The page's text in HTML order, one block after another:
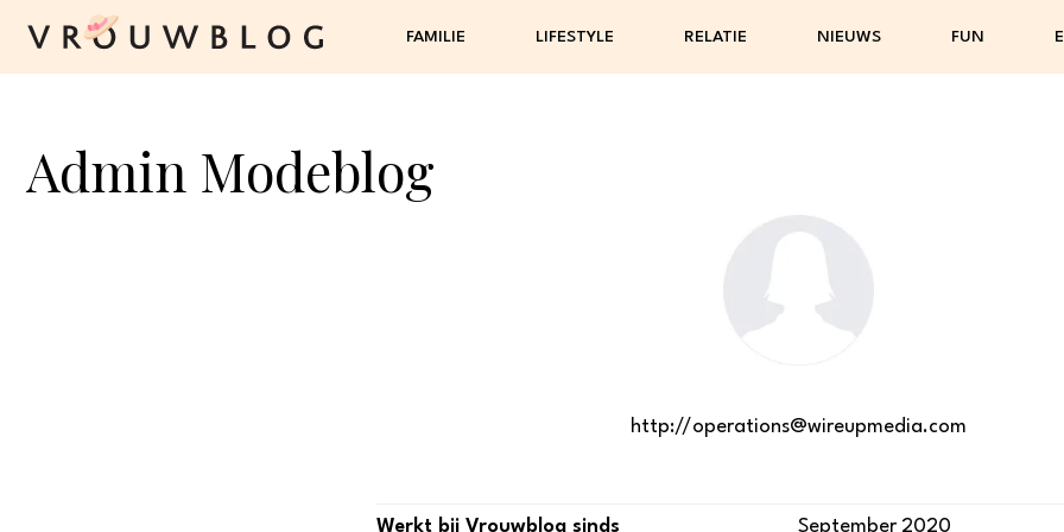
FAMILIE LIFESTYLE RELATIE NIEUWS FUN
Admin Modeblog
http://operations@wireupmedia.com
Werkt bij Vrouwblog sinds September 2020